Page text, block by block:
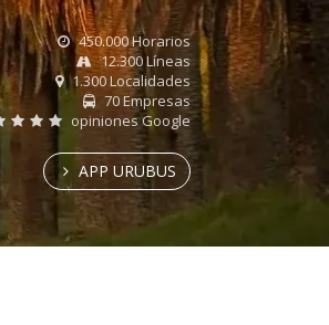
450.000 Horarios
12.300 Líneas
1.300 Localidades
70 Empresas
opiniones Google
APP URUBUS